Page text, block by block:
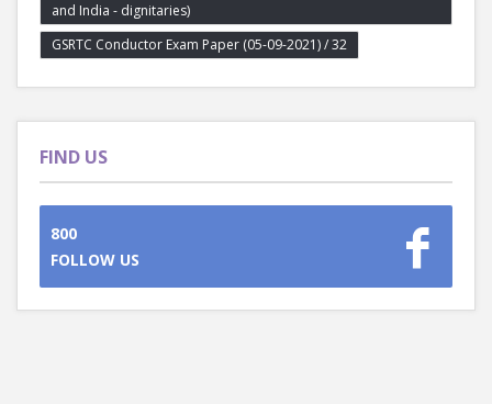
and India - dignitaries)
GSRTC Conductor Exam Paper (05-09-2021) / 32
FIND US
800
FOLLOW US